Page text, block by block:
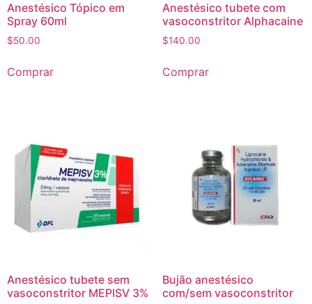
Anestésico Tópico em
Spray 60ml
$50.00
Comprar
Anestésico tubete com
vasoconstritor Alphacaine
$140.00
Comprar
Anestésico tubete sem
vasoconstritor MEPISV 3%
Bujão anestésico
com/sem vasoconstritor